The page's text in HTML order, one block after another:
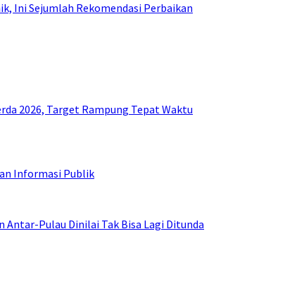
Ini Sejumlah Rekomendasi Perbaikan
2026, Target Rampung Tepat Waktu
Informasi Publik
Antar-Pulau Dinilai Tak Bisa Lagi Ditunda